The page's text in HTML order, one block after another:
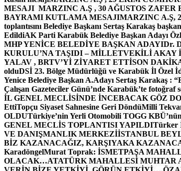
MESAJI MARZINC A.Ş , 30 AĞUSTOS
BAYRAMI KUTLAMA MESAJIMARZINC A.Ş,
toplantısını Belediye Başkanı Sertaş Karakaş
EdildiAK Parti Karabük Belediye Başkan Adayı
MHP YENİCE BELEDİYE BAŞKAN ADAYIDr.
KURULU’NA TAŞIDI – MİLLETVEKİLİ AKAY
YALAV , BRTV’Yİ ZİYARET ETTİSON
olduDSİ 23. Bölge Müdürlüğü ve Karabük İl Özel
Yenice Belediye Başkan A.Adayı Sertaş Karakaş :
Çalışan Gazeteciler Günü’nde Karabük’te fotoğraf
İL GENEL MECLİSİNDE İNCEBACAK GÖZ
EttiTopçu Siyaset Sahnesine Geri DöndüMilli
OLDUTürkiye’nin Yerli Otomobili TOGG
GENEL MECLİS TOPLANTISI YAPILDITürker
VE DANIŞMANLIK MERKEZİİSTANBUL
BİZ KAZANACAĞIZ, KARŞIYAKA
KaradöngelMurat Toprak: İSMETPAŞA
OLACAK…ATATÜRK MAHALLESİ MUHTAR